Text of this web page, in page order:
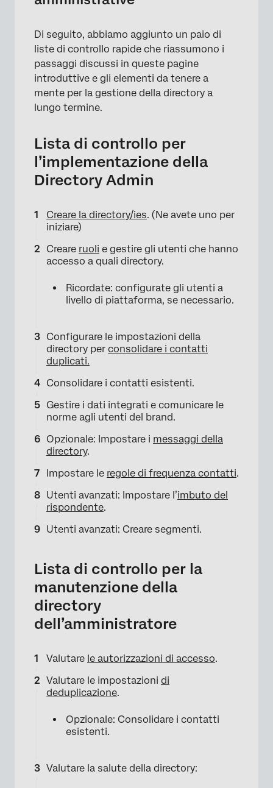
Di seguito, abbiamo aggiunto un paio di
liste di controllo rapide che riassumono i
passaggi discussi in queste pagine
introduttive e gli elementi da tenere a
mente per la gestione della directory a
lungo termine.
Lista di controllo per
l’implementazione della
Directory Admin
Creare la directory/ies. (Ne avete uno per
iniziare)
Creare ruoli e gestire gli utenti che hanno
accesso a quali directory.
Ricordate: configurate gli utenti a
livello di piattaforma, se necessario.
Configurare le impostazioni della
directory per consolidare i contatti
duplicati.
Consolidare i contatti esistenti.
Gestire i dati integrati e comunicare le
norme agli utenti del brand.
Opzionale: Impostare i messaggi della
directory.
Impostare le regole di frequenza contatti.
Utenti avanzati: Impostare l’imbuto del
rispondente.
Utenti avanzati: Creare segmenti.
Lista di controllo per la
manutenzione della
directory
dell’amministratore
Valutare le autorizzazioni di accesso.
Valutare le impostazioni di
deduplicazione.
Opzionale: Consolidare i contatti
esistenti.
Valutare la salute della directory: